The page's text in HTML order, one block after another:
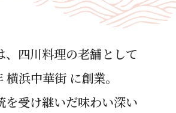
、四川料理の⽼舗として
横浜中華街 に創業。
を受け継いだ味わい深い